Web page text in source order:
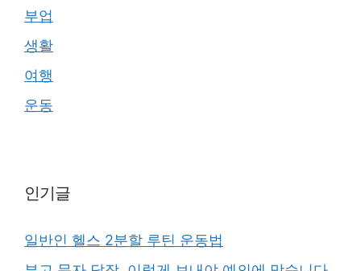
부업
생활
여행
운동
인기글
일반인 헬스 2분할 루틴 운동법